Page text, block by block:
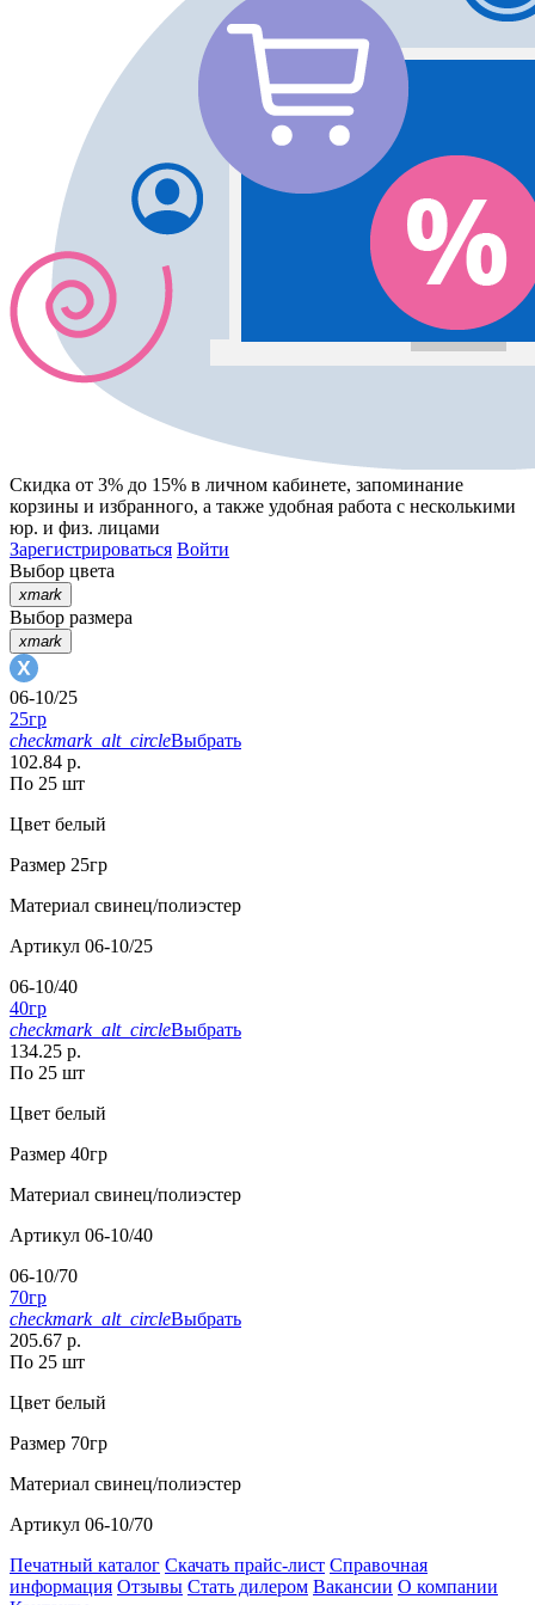
Скидка от 3% до 15% в личном кабинете, запоминание
корзины и избранного, а также удобная работа с несколькими
юр. и физ. лицами
Зарегистрироваться Войти
Выбор цвета
xmark
Выбор размера
xmark
06-10/25
25гр
checkmark_alt_circleВыбрать
102.84 р.
По 25 шт
Цвет белый
Размер 25гр
Материал свинец/полиэстер
Артикул 06-10/25
06-10/40
40гр
checkmark_alt_circleВыбрать
134.25 р.
По 25 шт
Цвет белый
Размер 40гр
Материал свинец/полиэстер
Артикул 06-10/40
06-10/70
70гр
checkmark_alt_circleВыбрать
205.67 р.
По 25 шт
Цвет белый
Размер 70гр
Материал свинец/полиэстер
Артикул 06-10/70
Печатный каталог Скачать прайс-лист Справочная
информация Отзывы Стать дилером Вакансии О компании